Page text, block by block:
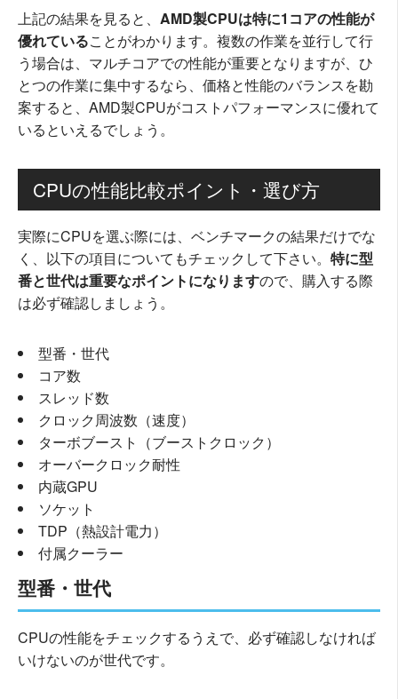
上記の結果を見ると、 AMD製CPUは特に1コアの性能が
優れていることがわかります。複数の作業を並行して行
う場合は、マルチコアでの性能が重要となりますが、ひ
とつの作業に集中するなら、価格と性能のバランスを勘
案すると、AMD製CPUがコストパフォーマンスに優れて
いるといえるでしょう。
CPUの性能比較ポイント・選び方
実際にCPUを選ぶ際には、ベンチマークの結果だけでな
く、以下の項目についてもチェックして下さい。 特に型
番と世代は重要なポイントになりますので、購入する際
は必ず確認しましょう。
型番・世代
コア数
スレッド数
クロック周波数（速度）
ターボブースト（ブーストクロック）
オーバークロック耐性
内蔵GPU
ソケット
TDP（熱設計電力）
付属クーラー
型番・世代
CPUの性能をチェックするうえで、必ず確認しなければ
いけないのが世代です。